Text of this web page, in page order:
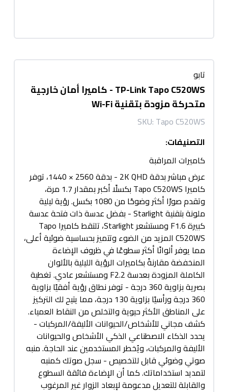
تابو
TP-Link Tapo C520WS - كاميرا أمان خارجية
متحركة مزودة بتقنية Wi-Fi
SKU: Tapo C520WS
التصنيفات:
كاميرات المراقبة
عرض مباشر بدقة 2K QHD - بدقة 2560 × 1440، توفر
كاميرا Tapo C520WS بكسلًا أكبر بمقدار 1.7 مرة،
وتقدم صورًا أكثر وضوحًا من 1080 بكسل. رؤية ليلية
ملونة بتقنية Starlight - بفضل عدسة ذات فتحة عدسة
كبيرة F1.6 ومستشعر Starlight، تلتقط كاميرا Tapo
C520WS المزيد من الضوء وتتميز بحساسية ضوئية أعلى،
مما يوفر ألوانًا أكثر سطوعًا في ظروف الإضاءة
المنخفضة مقارنةً بكاميرات الرؤية الليلية بالألوان
الكاملة المزودة بعدسة F2.2 ومستشعر عادي. تغطية
بصرية بزاوية 360 درجة - توفر نطاق رؤية أفقيًا بزاوية
360 درجة ورأسيًا بزاوية 130 درجة، مما يتيح لك التركيز
على المناطق الأكثر حيوية والتخلص من النقاط العمياء.
كشف مجاني للأشخاص/الحيوانات الأليفة/المركبات -
يحدد الذكاء الاصطناعي الذكي الأشخاص والحيوانات
الأليفة والمركبات، ويُخطر المستخدمين عند الحاجة. منبه
صوتي وضوئي قابل للتخصيص - سجل صوتك كمنبه
لتمديد استخداماتك. كما أن الإضاءة فائقة السطوع
والقابلة للتعديل مدعومة لإبعاد الزوار غير المرغوب